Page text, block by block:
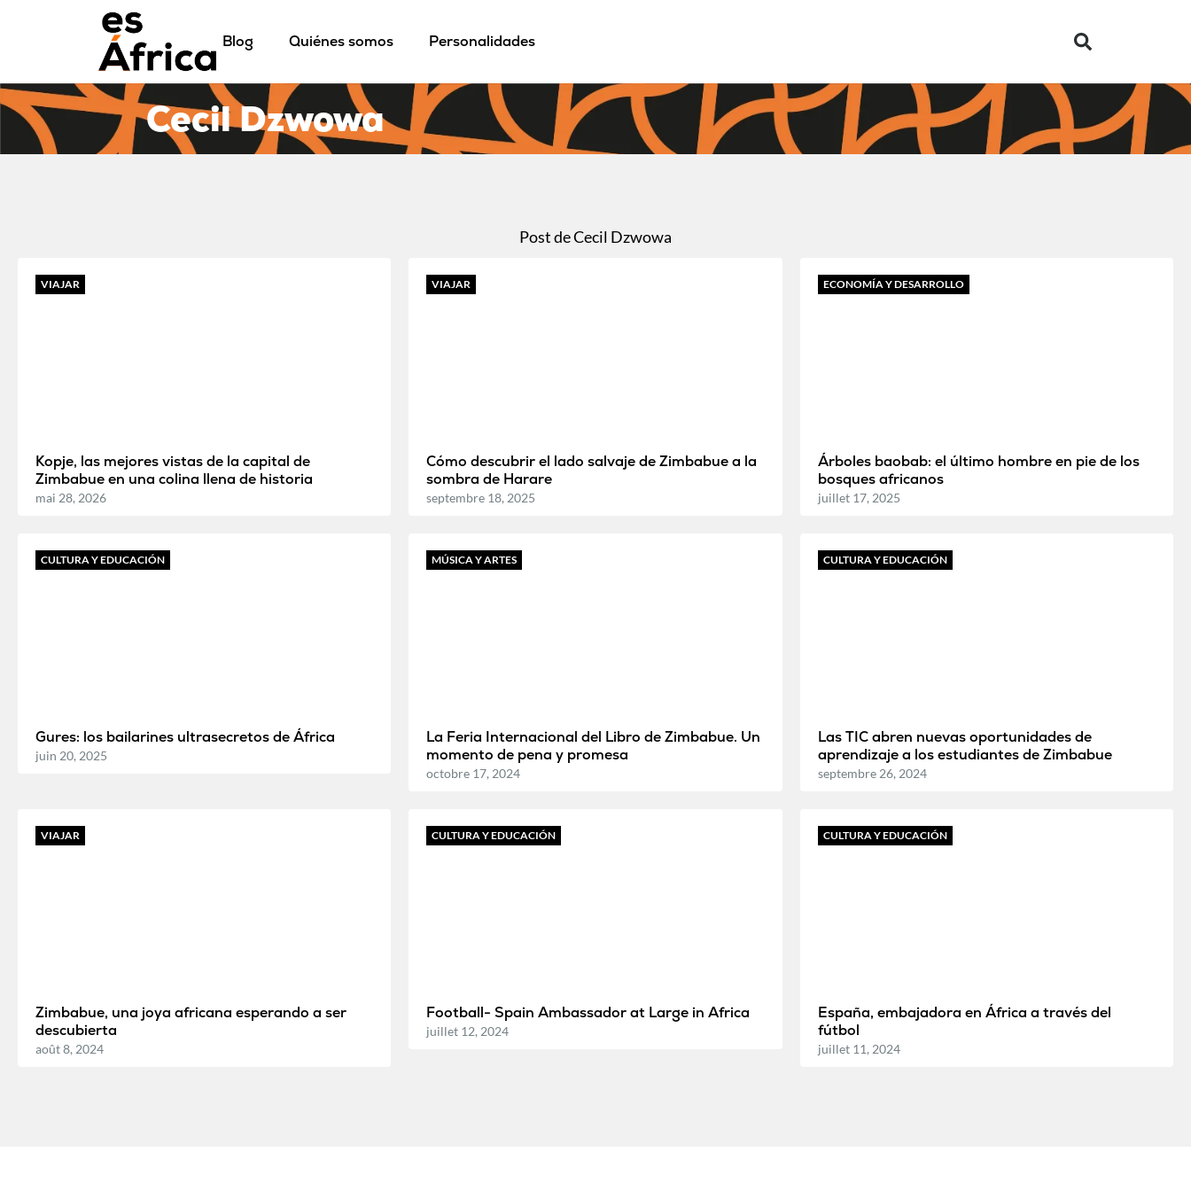
Blog Quiénes somos Personalidades
Cecil Dzwowa
Post de Cecil Dzwowa
VIAJAR
Kopje, las mejores vistas de la capital de
Zimbabue en una colina llena de historia
mai 28, 2026
VIAJAR
Cómo descubrir el lado salvaje de Zimbabue a la
sombra de Harare
septembre 18, 2025
ECONOMÍA Y DESARROLLO
Árboles baobab: el último hombre en pie de los
bosques africanos
juillet 17, 2025
CULTURA Y EDUCACIÓN
Gures: los bailarines ultrasecretos de África
juin 20, 2025
MÚSICA Y ARTES
La Feria Internacional del Libro de Zimbabue. Un
momento de pena y promesa
octobre 17, 2024
CULTURA Y EDUCACIÓN
Las TIC abren nuevas oportunidades de
aprendizaje a los estudiantes de Zimbabue
septembre 26, 2024
VIAJAR
Zimbabue, una joya africana esperando a ser
descubierta
août 8, 2024
CULTURA Y EDUCACIÓN
Football- Spain Ambassador at Large in Africa
juillet 12, 2024
CULTURA Y EDUCACIÓN
España, embajadora en África a través del
fútbol
juillet 11, 2024